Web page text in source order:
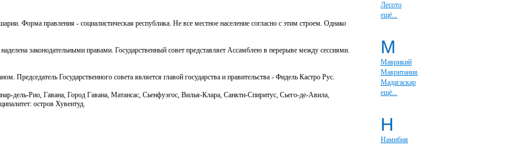
Форма правления - социалистическая республика. Не все местное население согласно с этим строем. Однако
законодательными правами. Государственный совет представляет Ассамблею в перерыве между сессиями.
Государственного совета является главой государства и правительства - Фидель Кастро Рус.
дель-Рио, Гавана, Город Гавана, Матансас, Сьенфуэгос, Вилья-Клара, Санкти-Спиритус, Сьего-де-Авила,
остров Хувентуд.
Лесото
ещё...
М
Маврикий
Мавритания
Мадагаскар
ещё...
Н
Намибия